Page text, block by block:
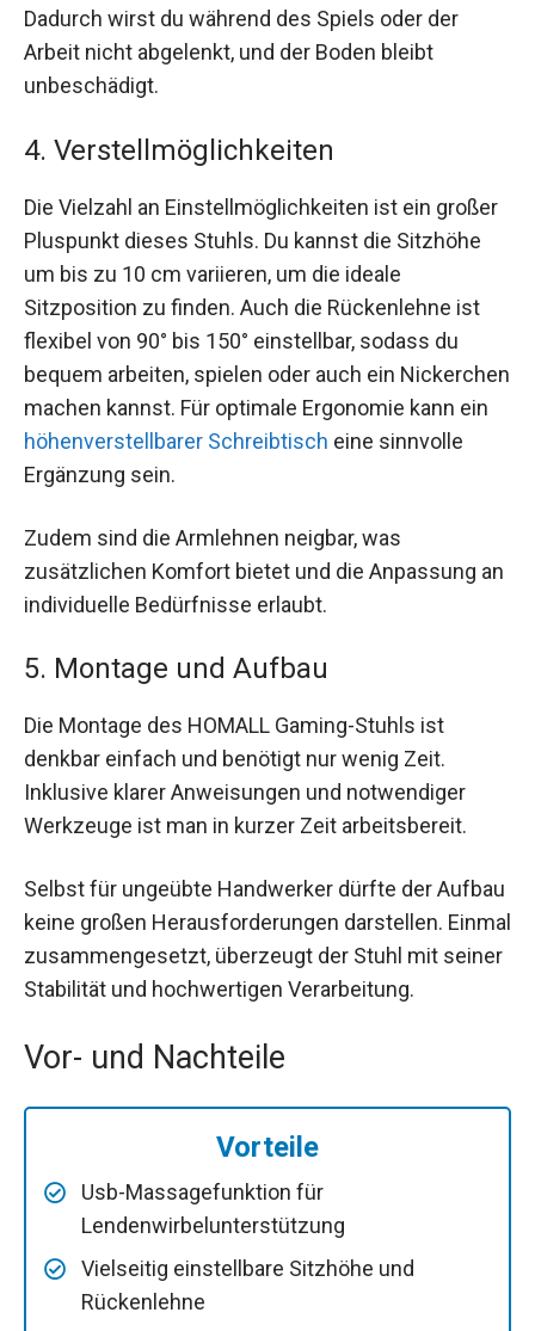
Dadurch wirst du während des Spiels oder der
Arbeit nicht abgelenkt, und der Boden bleibt
unbeschädigt.
4. Verstellmöglichkeiten
Die Vielzahl an Einstellmöglichkeiten ist ein großer
Pluspunkt dieses Stuhls. Du kannst die Sitzhöhe
um bis zu 10 cm variieren, um die ideale
Sitzposition zu finden. Auch die Rückenlehne ist
flexibel von 90° bis 150° einstellbar, sodass du
bequem arbeiten, spielen oder auch ein Nickerchen
machen kannst. Für optimale Ergonomie kann ein
höhenverstellbarer Schreibtisch eine sinnvolle
Ergänzung sein.
Zudem sind die Armlehnen neigbar, was
zusätzlichen Komfort bietet und die Anpassung an
individuelle Bedürfnisse erlaubt.
5. Montage und Aufbau
Die Montage des HOMALL Gaming-Stuhls ist
denkbar einfach und benötigt nur wenig Zeit.
Inklusive klarer Anweisungen und notwendiger
Werkzeuge ist man in kurzer Zeit arbeitsbereit.
Selbst für ungeübte Handwerker dürfte der Aufbau
keine großen Herausforderungen darstellen. Einmal
zusammengesetzt, überzeugt der Stuhl mit seiner
Stabilität und hochwertigen Verarbeitung.
Vor- und Nachteile
Vorteile
Usb-Massagefunktion für
Lendenwirbelunterstützung
Vielseitig einstellbare Sitzhöhe und
Rückenlehne